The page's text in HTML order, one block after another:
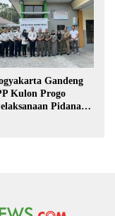
Gandeng
Kulon Progo
Pidana